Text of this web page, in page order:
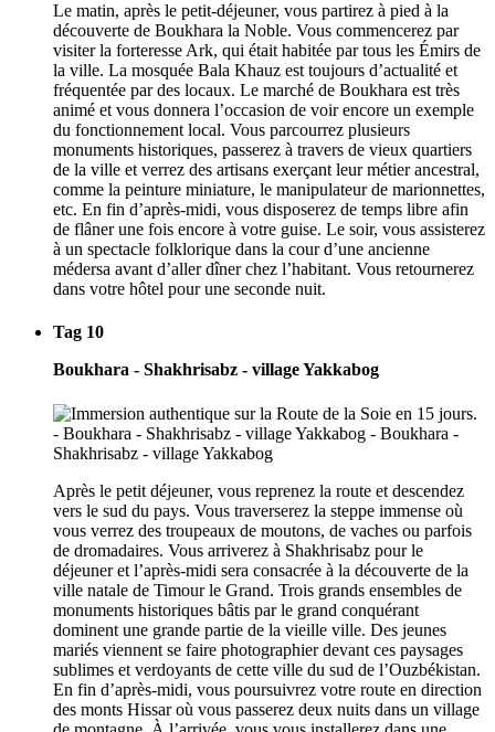
Le matin, après le petit-déjeuner, vous partirez à pied à la
découverte de Boukhara la Noble. Vous commencerez par
visiter la forteresse Ark, qui était habitée par tous les Émirs de
la ville. La mosquée Bala Khauz est toujours d’actualité et
fréquentée par des locaux. Le marché de Boukhara est très
animé et vous donnera l’occasion de voir encore un exemple
du fonctionnement local. Vous parcourrez plusieurs
monuments historiques, passerez à travers de vieux quartiers
de la ville et verrez des artisans exerçant leur métier ancestral,
comme la peinture miniature, le manipulateur de marionnettes,
etc. En fin d’après-midi, vous disposerez de temps libre afin
de flâner une fois encore à votre guise. Le soir, vous assisterez
à un spectacle folklorique dans la cour d’une ancienne
médersa avant d’aller dîner chez l’habitant. Vous retournerez
dans votre hôtel pour une seconde nuit.
Tag 10
Boukhara - Shakhrisabz - village Yakkabog
Après le petit déjeuner, vous reprenez la route et descendez
vers le sud du pays. Vous traverserez la steppe immense où
vous verrez des troupeaux de moutons, de vaches ou parfois
de dromadaires. Vous arriverez à Shakhrisabz pour le
déjeuner et l’après-midi sera consacrée à la découverte de la
ville natale de Timour le Grand. Trois grands ensembles de
monuments historiques bâtis par le grand conquérant
dominent une grande partie de la vieille ville. Des jeunes
mariés viennent se faire photographier devant ces paysages
sublimes et verdoyants de cette ville du sud de l’Ouzbékistan.
En fin d’après-midi, vous poursuivrez votre route en direction
des monts Hissar où vous passerez deux nuits dans un village